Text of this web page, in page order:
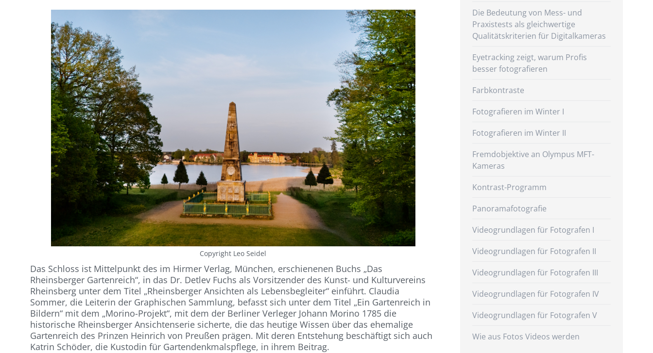
Copyright Leo Seidel
Das Schloss ist Mittelpunkt des im Hirmer Verlag, München, erschienenen Buchs „Das
Rheinsberger Gartenreich“, in das Dr. Detlev Fuchs als Vorsitzender des Kunst- und Kulturvereins
Rheinsberg unter dem Titel „Rheinsberger Ansichten als Lebensbegleiter“ einführt. Claudia
Sommer, die Leiterin der Graphischen Sammlung, befasst sich unter dem Titel „Ein Gartenreich in
Bildern“ mit dem „Morino-Projekt“, mit dem der Berliner Verleger Johann Morino 1785 die
historische Rheinsberger Ansichtenserie sicherte, die das heutige Wissen über das ehemalige
Gartenreich des Prinzen Heinrich von Preußen prägen. Mit deren Entstehung beschäftigt sich auch
Katrin Schöder, die Kustodin für Gartendenkmalspflege, in ihrem Beitrag.
Die Bedeutung von Mess- und
Praxistests als gleichwertige
Qualitätskriterien für Digitalkameras
Eyetracking zeigt, warum Profis
besser fotografieren
Farbkontraste
Fotografieren im Winter I
Fotografieren im Winter II
Fremdobjektive an Olympus MFT-
Kameras
Kontrast-Programm
Panoramafotografie
Videogrundlagen für Fotografen I
Videogrundlagen für Fotografen II
Videogrundlagen für Fotografen III
Videogrundlagen für Fotografen IV
Videogrundlagen für Fotografen V
Wie aus Fotos Videos werden